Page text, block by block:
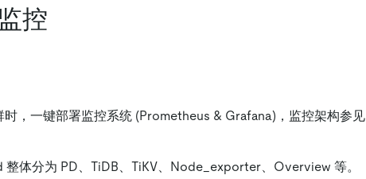
控
时，一键部署监控系统 (Prometheus & Grafana)，监控架构参见
整体分为 PD、TiDB、TiKV、Node exporter、Overview 等。